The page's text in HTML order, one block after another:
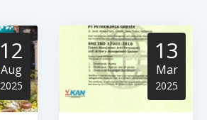
12
Aug
2025
13
Mar
2025